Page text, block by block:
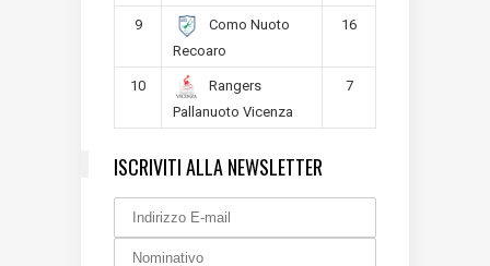
9
Como Nuoto
Recoaro
16
10
Rangers
Pallanuoto Vicenza
7
ISCRIVITI ALLA NEWSLETTER